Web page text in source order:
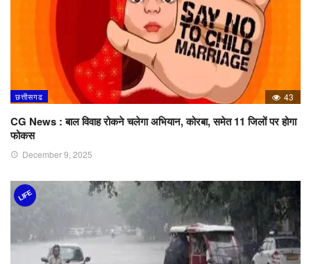
छत्तीसगढ 43
CG News : बाल विवाह रोकने चलेगा अभियान, कोरबा, समेत 11 जिलों पर होगा
फोकस
December 9, 2025
LIFE